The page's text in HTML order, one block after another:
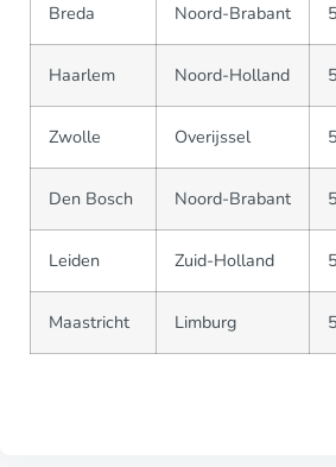
Breda Noord-Brabant
Haarlem Noord-Holland
Zwolle Overijssel
Den Bosch Noord-Brabant
Leiden Zuid-Holland
Maastricht Limburg